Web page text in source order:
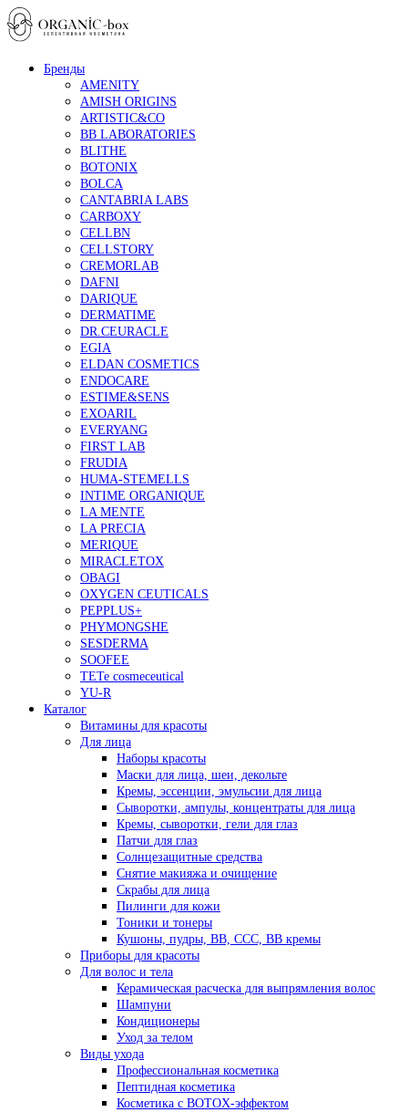
Бренды
AMENITY
AMISH ORIGINS
ARTISTIC&CO
BB LABORATORIES
BLITHE
BOTONIX
BOLCA
CANTABRIA LABS
CARBOXY
CELLBN
CELLSTORY
CREMORLAB
DAFNI
DARIQUE
DERMATIME
DR.CEURACLE
EGIA
ELDAN COSMETICS
ENDOCARE
ESTIME&SENS
EXOARIL
EVERYANG
FIRST LAB
FRUDIA
HUMA-STEMELLS
INTIME ORGANIQUE
LA MENTE
LA PRECIA
MERIQUE
MIRACLETOX
OBAGI
OXYGEN CEUTICALS
PEPPLUS+
PHYMONGSHE
SESDERMA
SOOFEE
TETe cosmeceutical
YU-R
Каталог
Витамины для красоты
Для лица
Наборы красоты
Маски для лица, шеи, декольте
Кремы, эссенции, эмульсии для лица
Сыворотки, ампулы, концентраты для лица
Кремы, сыворотки, гели для глаз
Патчи для глаз
Солнцезащитные средства
Снятие макияжа и очищение
Скрабы для лица
Пилинги для кожи
Тоники и тонеры
Кушоны, пудры, ВВ, ССС, ВВ кремы
Приборы для красоты
Для волос и тела
Керамическая расческа для выпрямления волос
Шампуни
Кондиционеры
Уход за телом
Виды ухода
Профессиональная косметика
Пептидная косметика
Косметика с BOTOX-эффектом